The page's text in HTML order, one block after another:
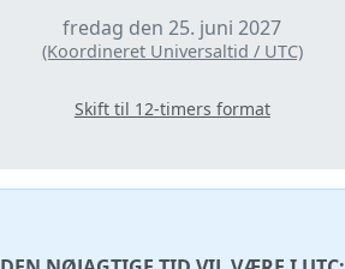
fredag den 25. juni 2027
(Koordineret Universaltid / UTC)
Skift til 12-timers format